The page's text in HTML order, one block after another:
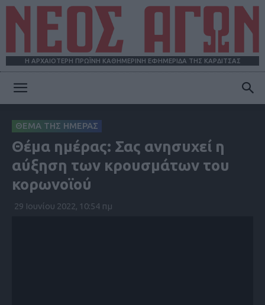
Η ΑΡΧΑΙΟΤΕΡΗ ΠΡΩΪΝΗ ΚΑΘΗΜΕΡΙΝΗ ΕΦΗΜΕΡΙΔΑ ΤΗΣ ΚΑΡΔΙΤΣΑΣ
ΑΓΩΝ
ΘΕΜΑ ΤΗΣ ΗΜΕΡΑΣ
Θέμα ημέρας: Σας ανησυχεί η
αύξηση των κρουσμάτων του
κορωνοϊού
29 Ιουνίου 2022, 10:54 πμ